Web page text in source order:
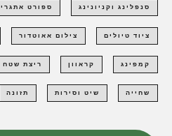
סנפלינג וקניונינג ספורט אתגרי
ציוד טיולים צילום אאוטדור
קמפינג קראוון ריצת שטח
שחייה שיט וסירות תזונה